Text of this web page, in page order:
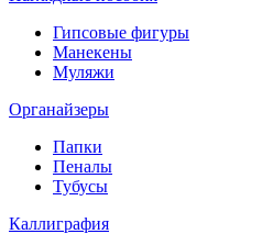
Гипсовые фигуры
Манекены
Муляжи
Органайзеры
Папки
Пеналы
Тубусы
Каллиграфия